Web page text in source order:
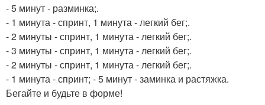
- 5 минут - разминка;.
- 1 минута - спринт, 1 минута - легкий бег;.
- 2 минуты - спринт, 1 минута - легкий бег;.
- 3 минуты - спринт, 1 минута - легкий бег;.
- 2 минуты - спринт, 1 минута - легкий бег;.
- 1 минута - спринт; - 5 минут - заминка и растяжка.
Бегайте и будьте в форме!